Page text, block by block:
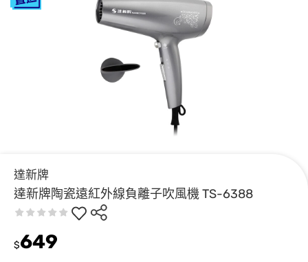
達新牌
達新牌陶瓷遠紅外線負離子吹風機 TS-6388
$649